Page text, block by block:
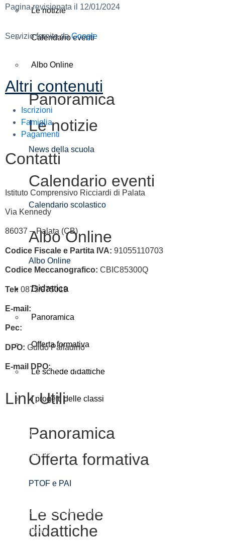
Le notizie
Calendario eventi
Albo Online
Panoramica
Le notizie
News della scuola
Calendario eventi
Calendario scolastico
Albo Online
Albo Online
Didattica
Panoramica
Offerta formativa
Le schede didattiche
I progetti delle classi
Panoramica
Offerta formativa
PTOF e PAI
Le schede
didattiche
Pagina revisionata il 12/01/2024
Servizio fornito daGoogle
Altri contenuti
Iscrizioni
Famiglia
Pagamenti
Contatti
Istituto Comprensivo Ricciardi di Palata
Via Kennedy
86037 – Palata (CB)
Codice Fiscale e Partita IVA: 91055110703
Codice Meccanografico: CBIC85300Q
Tel: 0875/975019
E-mail:
Pec:
DPO: Guido Palladino
E-mail DPO: guido.palladino.dpo@gmail.com
Link Utili
Contatti
Futura digitale
Dichiarazione di accessibilità
Note legali